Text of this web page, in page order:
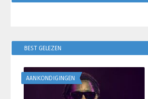
BEST GELEZEN
AANKONDIGINGEN